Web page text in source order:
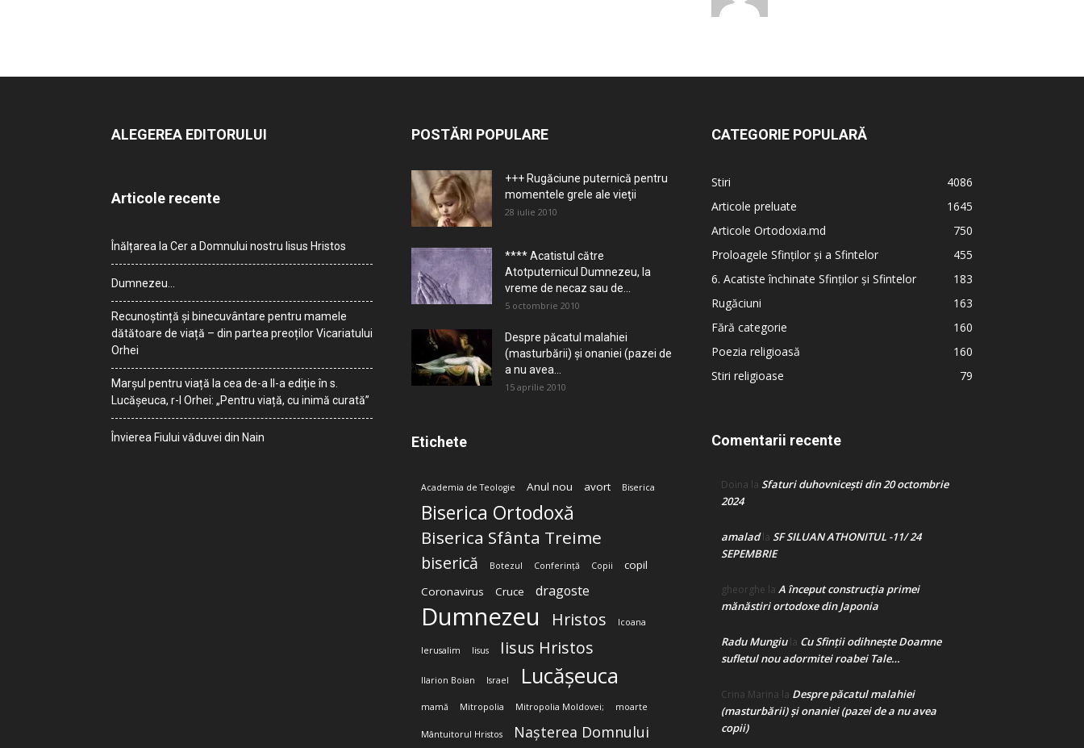
ALEGEREA EDITORULUI
Articole recente
Înălțarea la Cer a Domnului nostru Iisus Hristos
Dumnezeu…
Recunoștință și binecuvântare pentru mamele
dătătoare de viață – din partea preoților Vicariatului
Orhei
Marșul pentru viață la cea de-a II-a ediție în s.
Lucășeuca, r-l Orhei: „Pentru viață, cu inimă curată”
Învierea Fiului văduvei din Nain
POSTĂRI POPULARE
+++ Rugăciune puternică pentru
momentele grele ale vieţii
28 iulie 2010
**** Acatistul către
Atotputernicul Dumnezeu, la
vreme de necaz sau de...
5 octombrie 2010
Despre păcatul malahiei
(masturbării) şi onaniei (pazei de
a nu avea...
15 aprilie 2010
Etichete
Academia de Teologie Anul nou avort Biserica
Biserica Ortodoxă
Biserica Sfânta Treime
biserică Botezul Conferință Copii
copil
Coronavirus
Cruce dragoste
Dumnezeu Hristos Icoana
Ierusalim Iisus Iisus Hristos
Ilarion Boian Israel Lucășeuca
mamă Mitropolia Mitropolia Moldovei; moarte
Mântuitorul Hristos Nașterea Domnului
CATEGORIE POPULARĂ
Stiri
4086
Articole preluate
1645
Articole Ortodoxia.md
750
Proloagele Sfinților și a Sfintelor
455
6. Acatiste închinate Sfinților și Sfintelor
183
Rugăciuni
163
Fără categorie
160
Poezia religioasă
160
Stiri religioase
79
Comentarii recente
Doina la Sfaturi duhovnicești din 20 octombrie
2024
amaladla SF SILUAN ATHONITUL -11/ 24
SEPEMBRIE
gheorghe la A început construcţia primei
mănăstiri ortodoxe din Japonia
Radu Mungiula Cu Sfinții odihnește Doamne
sufletul nou adormitei roabei Tale…
Crina Marina la Despre păcatul malahiei
(masturbării) şi onaniei (pazei de a nu avea
copii)